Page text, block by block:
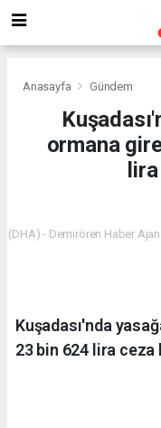
Anasayfa Gündem
ormana
(DHA) - Demirören Haber
Kuşadası'nda
23 bin 624 lira ceza